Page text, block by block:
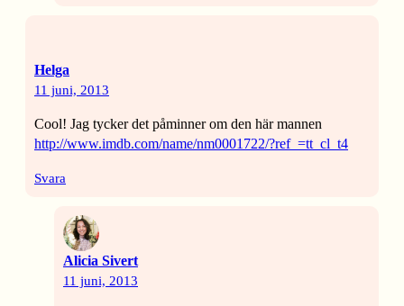
Helga
11 juni, 2013
Cool! Jag tycker det påminner om den här mannen
http://www.imdb.com/name/nm0001722/?ref_=tt_cl_t4
Svara
Alicia Sivert
11 juni, 2013